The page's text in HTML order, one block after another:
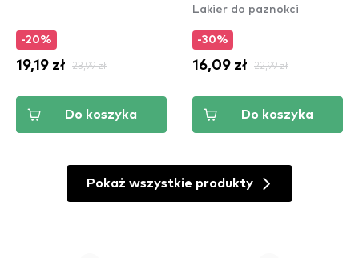
-20%
19,19 zł 23,99 zł
Do koszyka
Lakier do paznokci
-30%
16,09 zł 22,99 zł
Do koszyka
Pokaż wszystkie produkty